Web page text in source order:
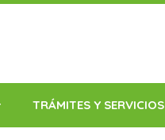
TRÁMITES Y SERVICIOS